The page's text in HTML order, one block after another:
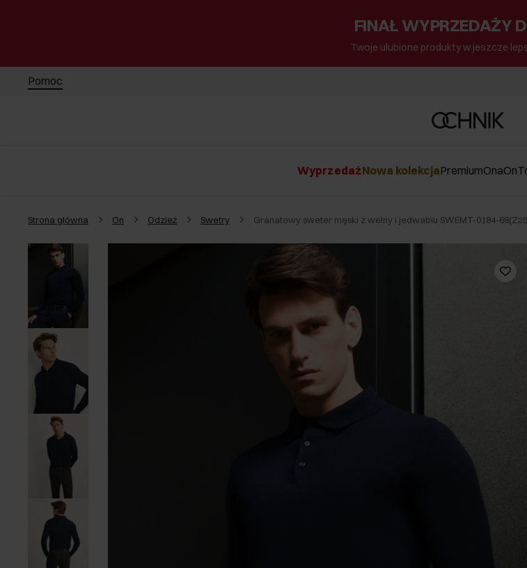
FINAŁ WYPRZEDAŻY
Twoje ulubione produkty w jeszcze
Pomoc
WyprzedażNowa kolekcjaPremiumOnaOn
Strona główna On Odzież Swetry Granatowy sweter męski z wełny i jedwabiu SWEMT-0184-